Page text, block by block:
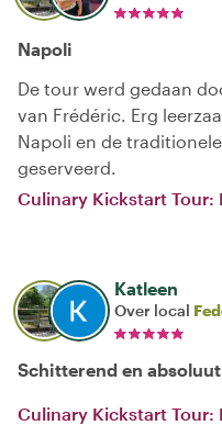
Napoli
De tour werd gedaan
van Frédéric. Erg
Napoli en de
geserveerd.
Culinary Kickstart Tour:
Katleen
Over local
Schitterend en
Culinary Kickstart Tour: